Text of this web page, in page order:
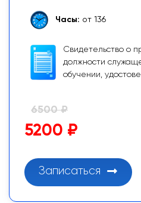
Часы: от 136
Свидетельство о
должности
обучении,
6500 ₽
5200 ₽
Записаться